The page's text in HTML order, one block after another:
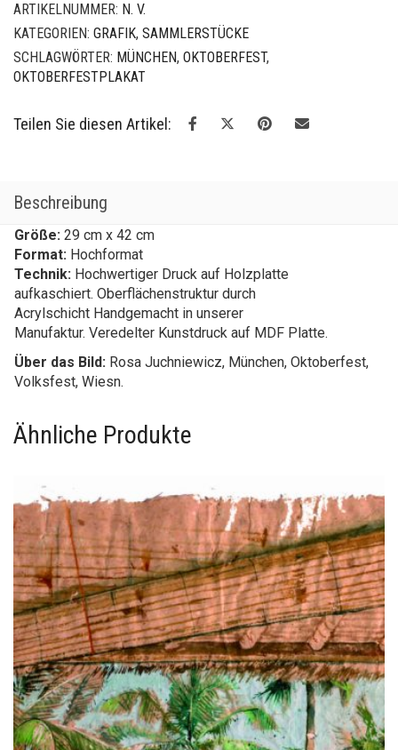
ARTIKELNUMMER: N. V.
KATEGORIEN: GRAFIK, SAMMLERSTÜCKE
SCHLAGWÖRTER: MÜNCHEN, OKTOBERFEST,
OKTOBERFESTPLAKAT
Teilen Sie diesen Artikel:
Beschreibung
Größe: 29 cm x 42 cm
Format: Hochformat
Technik: Hochwertiger Druck auf Holzplatte
aufkaschiert. Oberflächenstruktur durch
Acrylschicht Handgemacht in unserer
Manufaktur. Veredelter Kunstdruck auf MDF Platte.
Über das Bild: Rosa Juchniewicz, München, Oktoberfest,
Volksfest, Wiesn.
Ähnliche Produkte